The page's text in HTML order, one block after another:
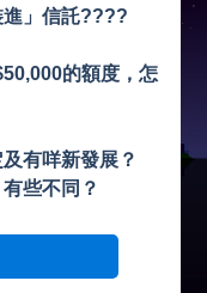
進」信託????
的額度，怎
有咩新發展？
些不同？